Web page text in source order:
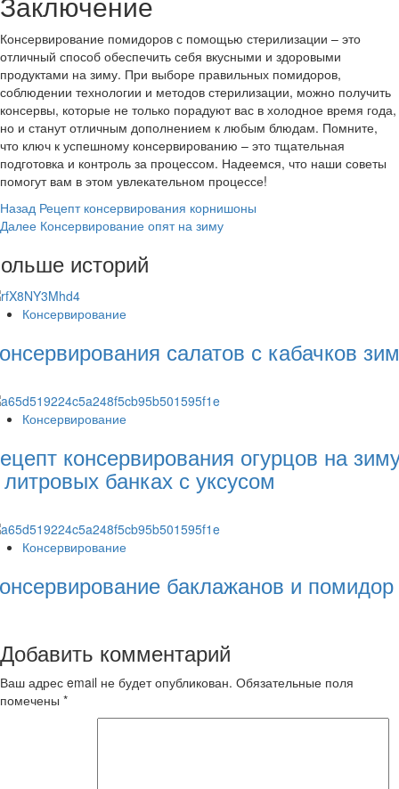
Консервирование помидоров с помощью стерилизации – это
отличный способ обеспечить себя вкусными и здоровыми
продуктами на зиму. При выборе правильных помидоров,
соблюдении технологии и методов стерилизации, можно получить
консервы, которые не только порадуют вас в холодное время года,
но и станут отличным дополнением к любым блюдам. Помните,
что ключ к успешному консервированию – это тщательная
подготовка и контроль за процессом. Надеемся, что наши советы
помогут вам в этом увлекательном процессе!
Post
Navigation
Назад Рецепт консервирования корнишоны
Далее Консервирование опят на зиму
историй
Консервирование
салатов с кабачков
Консервирование
консервирования огурцов на
банках с уксусом
Консервирование
баклажанов и помидор
Добавить комментарий
Ваш адрес email не будет опубликован. Обязательные поля
помечены *